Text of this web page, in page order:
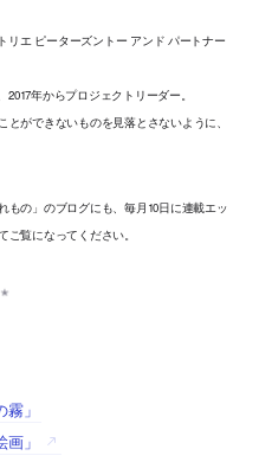
リエ ピーターズントー アンド パートナー
年からプロジェクトリーダー。
ができないものを見落とさないように、
もの」のブログにも、毎月10日に連載エッ
覧になってください。
」
」